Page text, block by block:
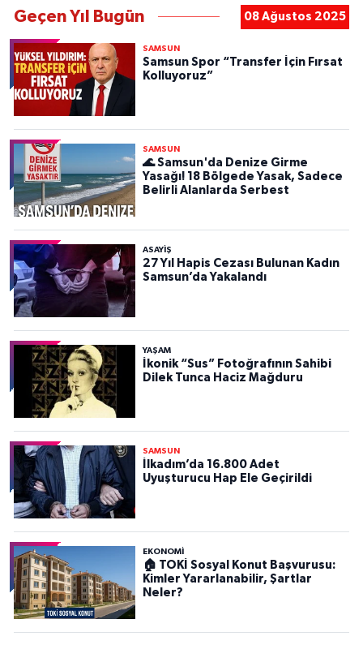
Geçen Yıl Bugün 08 Ağustos 2025
SAMSUN
Samsun Spor “Transfer İçin Fırsat
Kolluyoruz”
SAMSUN
🌊 Samsun'da Denize Girme
Yasağı! 18 Bölgede Yasak, Sadece
Belirli Alanlarda Serbest
ASAYIŞ
27 Yıl Hapis Cezası Bulunan Kadın
Samsun’da Yakalandı
YAŞAM
İkonik “Sus” Fotoğrafının Sahibi
Dilek Tunca Haciz Mağduru
SAMSUN
İlkadım’da 16.800 Adet
Uyuşturucu Hap Ele Geçirildi
EKONOMİ
🏠 TOKİ Sosyal Konut Başvurusu:
Kimler Yararlanabilir, Şartlar
Neler?